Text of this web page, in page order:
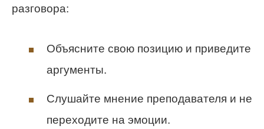
разговора:
Объясните свою позицию и приведите
аргументы.
Слушайте мнение преподавателя и не
переходите на эмоции.